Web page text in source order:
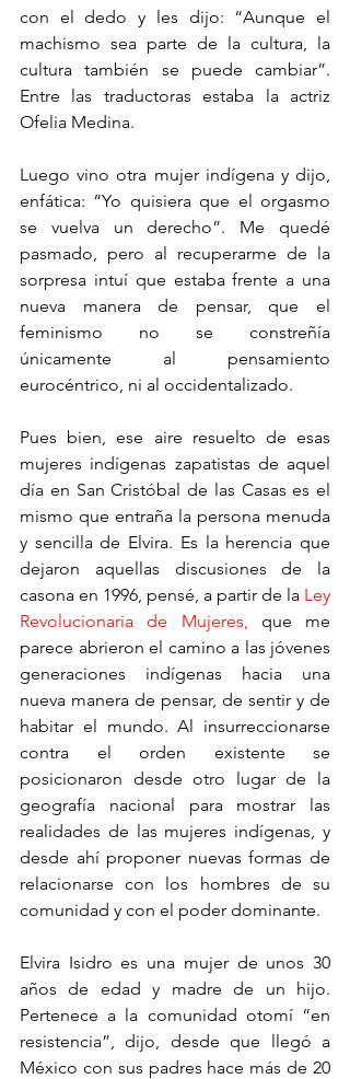
con el dedo y les dijo: “Aunque el
machismo sea parte de la cultura, la
cultura también se puede cambiar”.
Entre las traductoras estaba la actriz
Ofelia Medina.
Luego vino otra mujer indígena y dijo,
enfática: “Yo quisiera que el orgasmo
se vuelva un derecho”. Me quedé
pasmado, pero al recuperarme de la
sorpresa intuí que estaba frente a una
nueva manera de pensar, que el
feminismo no se constreñía
únicamente al pensamiento
eurocéntrico, ni al occidentalizado.
Pues bien, ese aire resuelto de esas
mujeres indígenas zapatistas de aquel
día en San Cristóbal de las Casas es el
mismo que entraña la persona menuda
y sencilla de Elvira. Es la herencia que
dejaron aquellas discusiones de la
casona en 1996, pensé, a partir de la Ley
Revolucionaria de Mujeres, que me
parece abrieron el camino a las jóvenes
generaciones indígenas hacia una
nueva manera de pensar, de sentir y de
habitar el mundo. Al insurreccionarse
contra el orden existente se
posicionaron desde otro lugar de la
geografía nacional para mostrar las
realidades de las mujeres indígenas, y
desde ahí proponer nuevas formas de
relacionarse con los hombres de su
comunidad y con el poder dominante.
Elvira Isidro es una mujer de unos 30
años de edad y madre de un hijo.
Pertenece a la comunidad otomí “en
resistencia”, dijo, desde que llegó a
México con sus padres hace más de 20